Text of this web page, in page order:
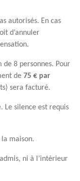
autorisés. En cas
d’annuler
8 personnes. Pour
de 75 € par
sera facturé.
Le silence est requis
maison.
ni à l’intérieur